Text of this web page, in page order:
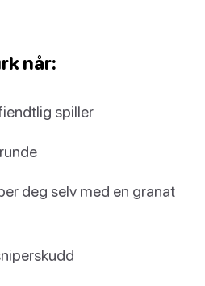
når:
spiller
deg selv med en granat